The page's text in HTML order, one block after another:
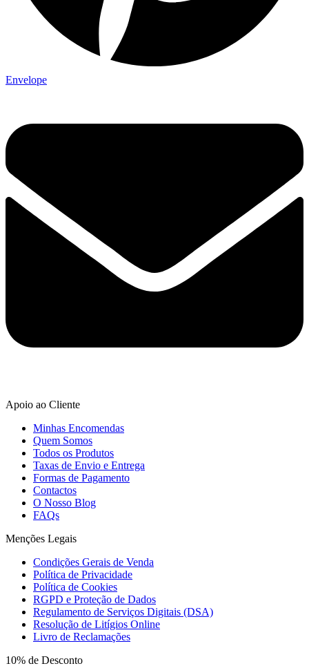
Envelope
Apoio ao Cliente
Minhas Encomendas
Quem Somos
Todos os Produtos
Taxas de Envio e Entrega
Formas de Pagamento
Contactos
O Nosso Blog
FAQs
Menções Legais
Condições Gerais de Venda
Política de Privacidade
Política de Cookies
RGPD e Proteção de Dados
Regulamento de Serviços Digitais (DSA)
Resolução de Litígios Online
Livro de Reclamações
10% de Desconto